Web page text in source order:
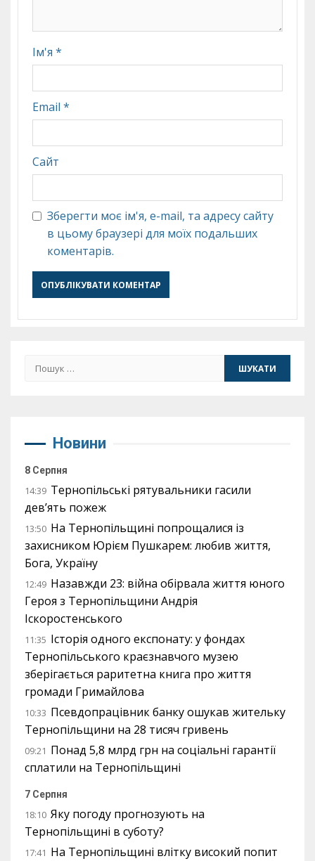
Ім'я *
Email *
Сайт
Зберегти моє ім'я, e-mail, та адресу сайту
в цьому браузері для моїх подальших
коментарів.
Пошук:
Новини
8 Серпня
14:39 Тернопільські рятувальники гасили
дев’ять пожеж
13:50 На Тернопільщині попрощалися із
захисником Юрієм Пушкарем: любив життя,
Бога, Україну
12:49 Назавжди 23: війна обірвала життя юного
Героя з Тернопільщини Андрія
Іскоростенського
11:35 Історія одного експонату: у фондах
Тернопільського краєзнавчого музею
зберігається раритетна книга про життя
громади Гримайлова
10:33 Псевдопрацівник банку ошукав жительку
Тернопільщини на 28 тисяч гривень
09:21 Понад 5,8 млрд грн на соціальні гарантії
сплатили на Тернопільщині
7 Серпня
18:10 Яку погоду прогнозують на
Тернопільщині в суботу?
17:41 На Тернопільщині влітку високий попит